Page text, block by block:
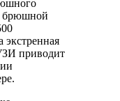
брюшной
приводит